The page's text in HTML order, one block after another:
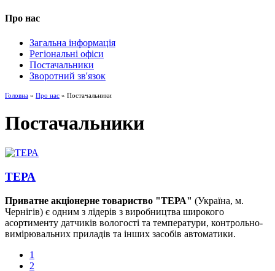
Про нас
Загальна інформація
Регіональні офіси
Постачальники
Зворотний зв'язок
Головна » Про нас » Постачальники
Постачальники
ТЕРА
Приватне акціонерне товариство "ТЕРА" (Україна, м.
Чернігів) є одним з лідерів з виробництва широкого
асортименту датчиків вологості та температури, контрольно-
вимірювальних приладів та інших засобів автоматики.
1
2